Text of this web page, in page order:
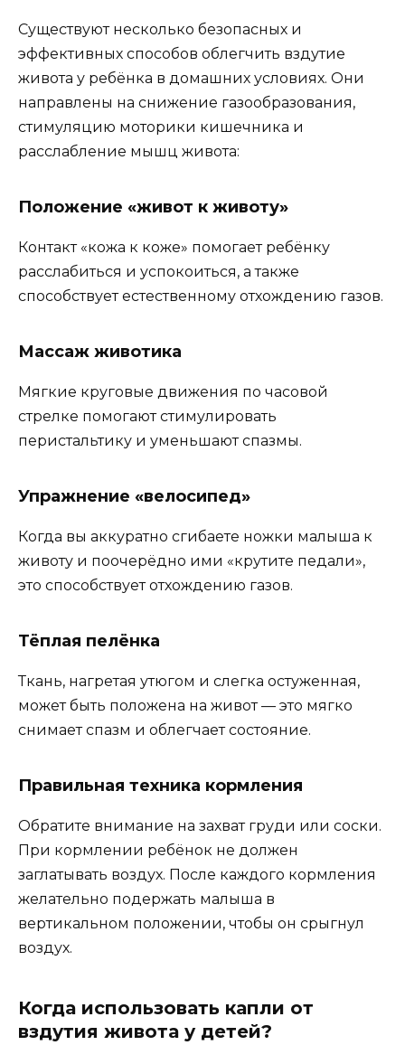
Существуют несколько безопасных и
эффективных способов облегчить вздутие
живота у ребёнка в домашних условиях. Они
направлены на снижение газообразования,
стимуляцию моторики кишечника и
расслабление мышц живота:
Положение «живот к животу»
Контакт «кожа к коже» помогает ребёнку
расслабиться и успокоиться, а также
способствует естественному отхождению газов.
Массаж животика
Мягкие круговые движения по часовой
стрелке помогают стимулировать
перистальтику и уменьшают спазмы.
Упражнение «велосипед»
Когда вы аккуратно сгибаете ножки малыша к
животу и поочерёдно ими «крутите педали»,
это способствует отхождению газов.
Тёплая пелёнка
Ткань, нагретая утюгом и слегка остуженная,
может быть положена на живот — это мягко
снимает спазм и облегчает состояние.
Правильная техника кормления
Обратите внимание на захват груди или соски.
При кормлении ребёнок не должен
заглатывать воздух. После каждого кормления
желательно подержать малыша в
вертикальном положении, чтобы он срыгнул
воздух.
Когда использовать капли от
вздутия живота у детей?